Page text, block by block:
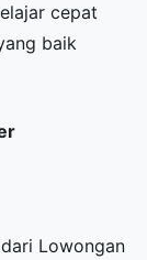
cepat
baik
Lowongan